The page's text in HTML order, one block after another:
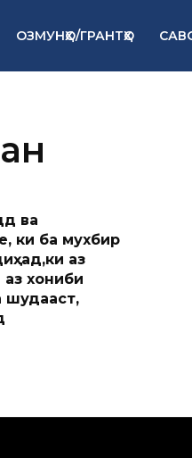
ОЗМУНҲО/ГРАНТҲО
ва
ки ба мухбир
аз
аз xониби
шудааст,